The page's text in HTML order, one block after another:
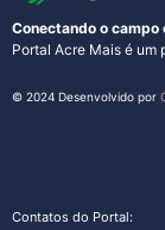
Conectando o campo
Portal Acre Mais é um
© 2024 Desenvolvido por
Contatos do Portal: